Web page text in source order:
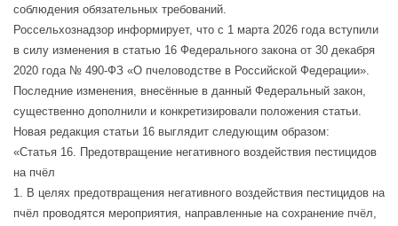
соблюдения обязательных требований.
Россельхознадзор информирует, что с 1 марта 2026 года вступили
в силу изменения в статью 16 Федерального закона от 30 декабря
2020 года № 490-ФЗ «О пчеловодстве в Российской Федерации».
Последние изменения, внесённые в данный Федеральный закон,
существенно дополнили и конкретизировали положения статьи.
Новая редакция статьи 16 выглядит следующим образом:
«Статья 16. Предотвращение негативного воздействия пестицидов
на пчёл
1. В целях предотвращения негативного воздействия пестицидов на
пчёл проводятся мероприятия, направленные на сохранение пчёл,